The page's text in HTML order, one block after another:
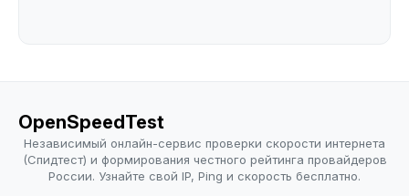
OpenSpeedTest
Независимый онлайн-сервис проверки скорости интернета
(Спидтест) и формирования честного рейтинга провайдеров
России. Узнайте свой IP, Ping и скорость бесплатно.